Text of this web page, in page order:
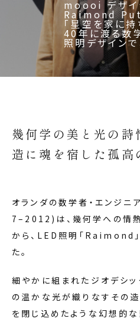
リゾートハウスYUNI
moooi デザイ
Raimond
「星空を家に持
40年に渡る数
照明デザイン
幾何学の美と光の詩
造に魂を宿した孤高
オランダの数学者・エンジニ
7–2012)は、幾何学への情
から、LED照明「Raimond」
た。
細やかに組まれたジオデシ
の温かな光が織りなすその
を閉じ込めたような幻想的な